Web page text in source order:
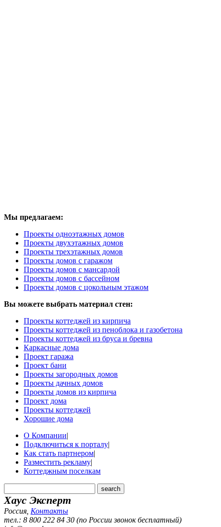
Мы предлагаем:
Проекты одноэтажных домов
Проекты двухэтажных домов
Проекты трехэтажных домов
Проекты домов с гаражом
Проекты домов с мансардой
Проекты домов с бассейном
Проекты домов с цокольным этажом
Вы можете выбрать материал стен:
Проекты коттеджей из кирпича
Проекты коттеджей из пеноблока и газобетона
Проекты коттеджей из бруса и бревна
Каркасные дома
Проект гаража
Проект бани
Проекты загородных домов
Проекты дачных домов
Проекты домов из кирпича
Проект дома
Проекты коттеджей
Хорошие дома
О Компании|
Подключиться к порталу|
Как стать партнером|
Разместить рекламу|
Коттеджным поселкам
Хаус Эксперт
Россия Контакты
тел.: 8 800 222 84 30 (по России звонок бесплатный)